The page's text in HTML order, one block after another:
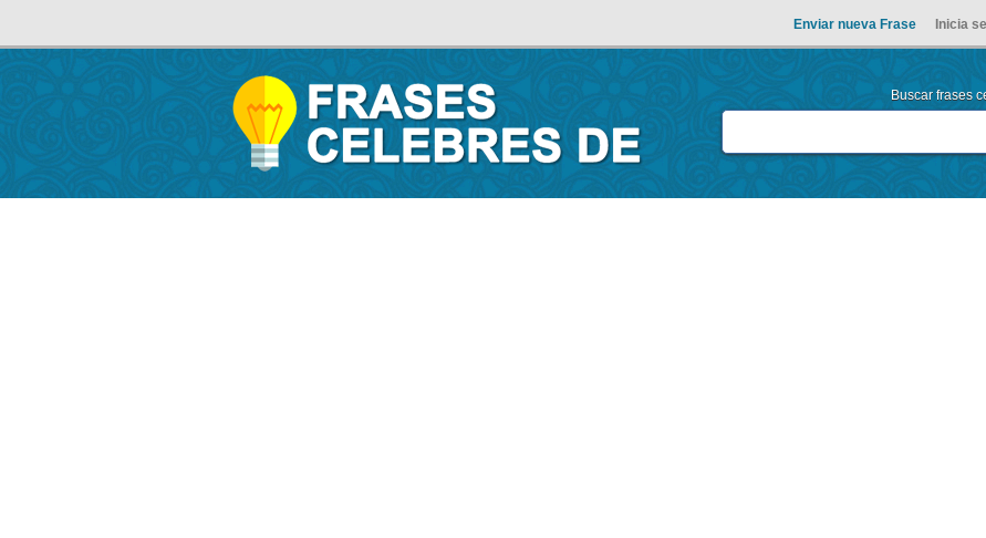
Enviar nueva Frase Inicia
Buscar frases